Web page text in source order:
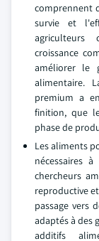
comprennent
survie et
agriculteurs
croissance
améliorer le
alimentaire.
premium a
finition, que
phase de
Les aliments
nécessaires
chercheurs
reproductive
passage vers
adaptés à des
additifs